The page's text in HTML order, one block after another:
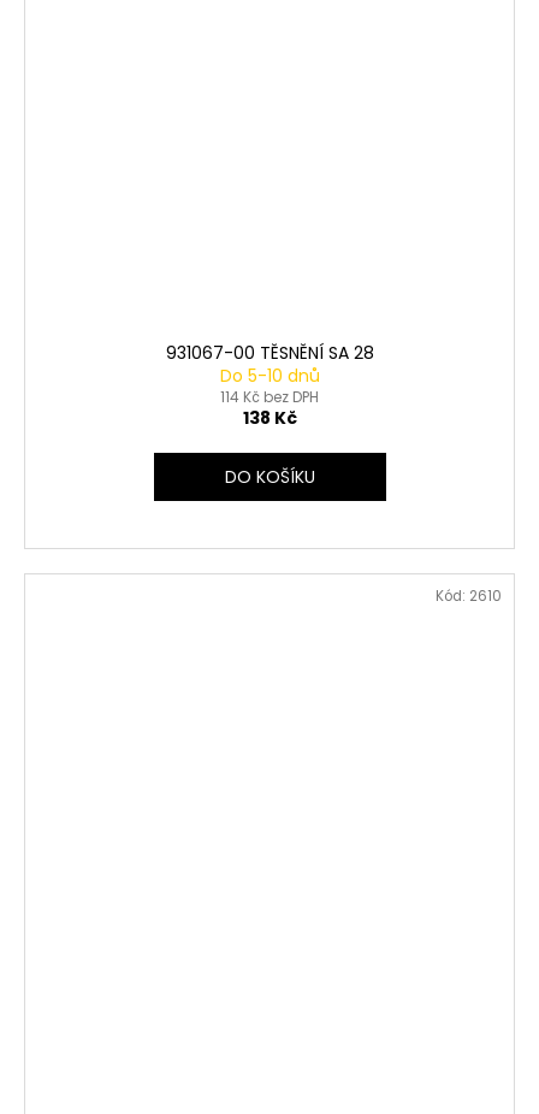
931067-00 TĚSNĚNÍ SA 28
Do 5-10 dnů
114 Kč bez DPH
138 Kč
DO KOŠÍKU
Kód: 2610